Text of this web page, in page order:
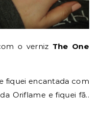
o verniz The One
fiquei encantada com
Oriflame e fiquei fã..